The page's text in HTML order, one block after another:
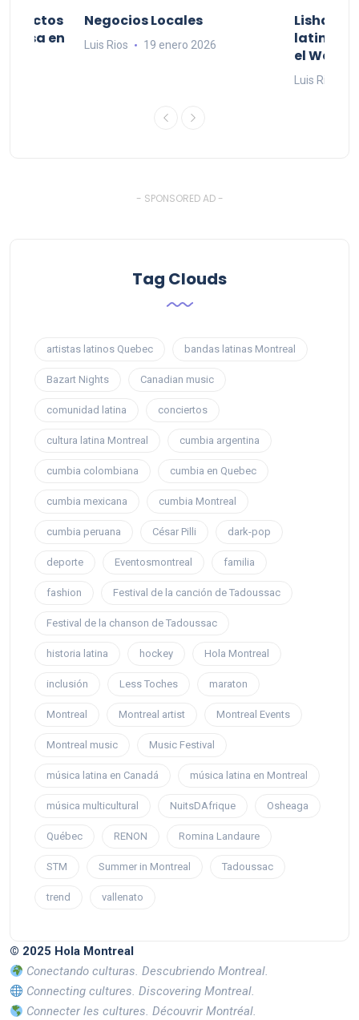
casa en
Negocios Locales
Luis Rios 19 enero 2026
Lishaam
latinos
el West
Luis Rios
- SPONSORED AD -
Tag Clouds
artistas latinos Quebec bandas latinas Montreal
Bazart Nights Canadian music
comunidad latina conciertos
cultura latina Montreal cumbia argentina
cumbia colombiana cumbia en Quebec
cumbia mexicana cumbia Montreal
cumbia peruana César Pilli dark-pop
deporte Eventosmontreal familia
fashion Festival de la canción de Tadoussac
Festival de la chanson de Tadoussac
historia latina hockey Hola Montreal
inclusión Less Toches maraton
Montreal Montreal artist Montreal Events
Montreal music Music Festival
música latina en Canadá música latina en Montreal
música multicultural NuitsDAfrique Osheaga
Québec RENON Romina Landaure
STM Summer in Montreal Tadoussac
trend vallenato
© 2025 Hola Montreal
Conectando culturas. Descubriendo Montreal.
Connecting cultures. Discovering Montreal.
Connecter les cultures. Découvrir Montréal.